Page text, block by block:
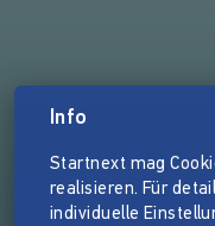
Info
Startnext mag
realisieren. Für
individuelle